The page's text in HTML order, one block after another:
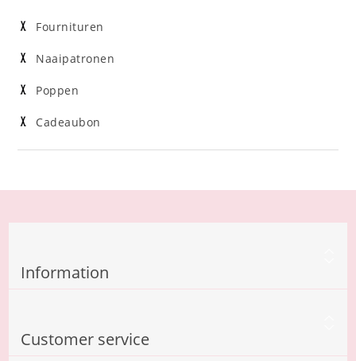
Fournituren
Naaipatronen
Poppen
Cadeaubon
Information
Customer service